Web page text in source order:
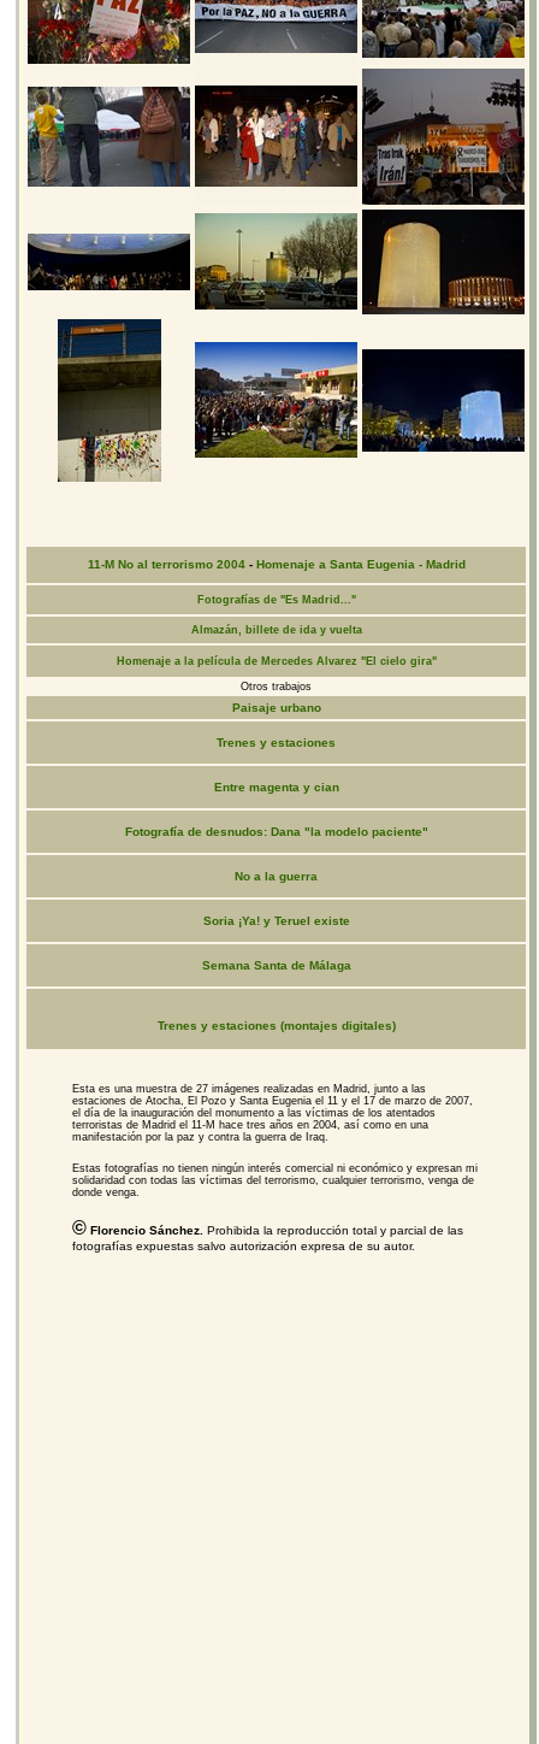
11-M No al terrorismo 2004 - Homenaje a Santa Eugenia - Madrid
Fotografías de "Es Madrid..."
Almazán, billete de ida y vuelta
Homenaje a la película de Mercedes Alvarez "El cielo gira"
Otros trabajos
Paisaje urbano
Trenes y estaciones
Entre magenta y cian
Fotografía de desnudos: Dana "la modelo paciente"
No a la guerra
Soria ¡Ya! y Teruel existe
Semana Santa de Málaga
Trenes y estaciones (montajes digitales)
Esta es una muestra de 27 imágenes realizadas en Madrid, junto a las
estaciones de Atocha, El Pozo y Santa Eugenia el 11 y el 17 de marzo de 2007,
el día de la inauguración del monumento a las víctimas de los atentados
terroristas de Madrid el 11-M hace tres años en 2004, así como en una
manifestación por la paz y contra la guerra de Iraq.
Estas fotografías no tienen ningún interés comercial ni económico y expresan mi
solidaridad con todas las víctimas del terrorismo, cualquier terrorismo, venga de
donde venga.
© Florencio Sánchez. Prohibida la reproducción total y parcial de las
fotografías expuestas salvo autorización expresa de su autor.